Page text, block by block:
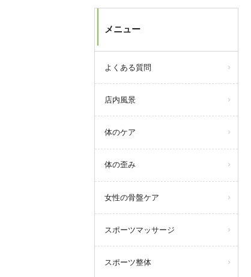
メニュー
よくある質問
店内風景
体のケア
体の歪み
女性の骨盤ケア
スポーツマッサージ
スポーツ整体